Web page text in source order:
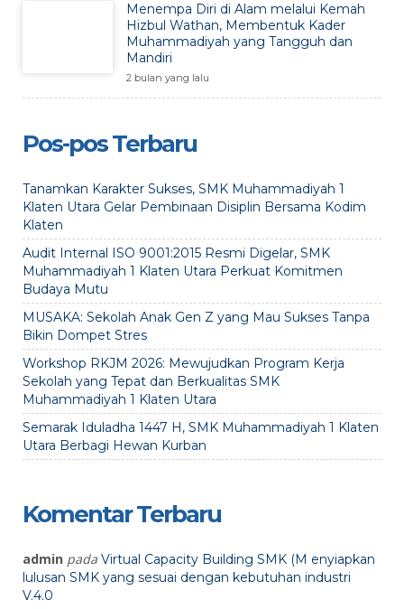
Menempa Diri di Alam melalui Kemah
Hizbul Wathan, Membentuk Kader
Muhammadiyah yang Tangguh dan
Mandiri
2 bulan yang lalu
Pos-pos Terbaru
Tanamkan Karakter Sukses, SMK Muhammadiyah 1
Klaten Utara Gelar Pembinaan Disiplin Bersama Kodim
Klaten
Audit Internal ISO 9001:2015 Resmi Digelar, SMK
Muhammadiyah 1 Klaten Utara Perkuat Komitmen
Budaya Mutu
MUSAKA: Sekolah Anak Gen Z yang Mau Sukses Tanpa
Bikin Dompet Stres
Workshop RKJM 2026: Mewujudkan Program Kerja
Sekolah yang Tepat dan Berkualitas SMK
Muhammadiyah 1 Klaten Utara
Semarak Iduladha 1447 H, SMK Muhammadiyah 1 Klaten
Utara Berbagi Hewan Kurban
Komentar Terbaru
admin pada Virtual Capacity Building SMK (M enyiapkan
lulusan SMK yang sesuai dengan kebutuhan industri
V.4.0